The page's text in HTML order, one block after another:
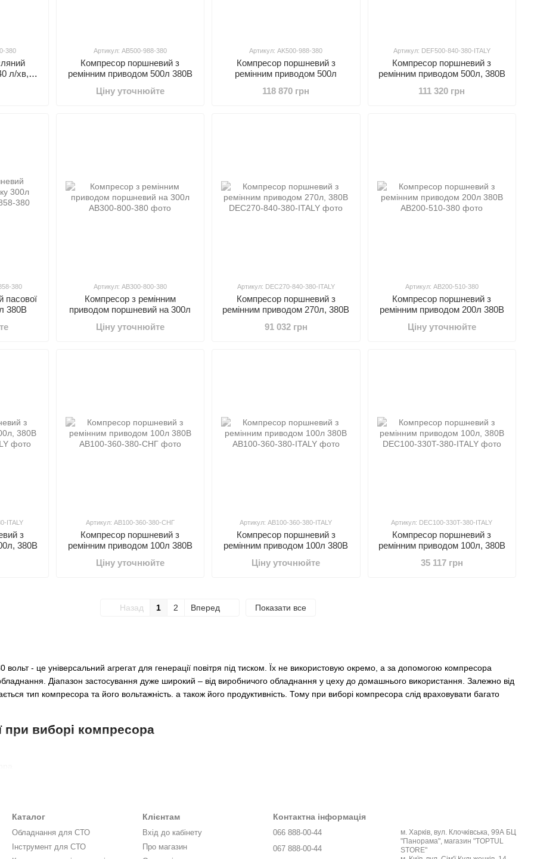
вольт - це універсальний агрегат для генерації повітря під тиском. Їх не використовую окремо, а за допомогою компресора
Діапазон застосування дуже широкий – від виробничого обладнання у цеху до домашнього використання. Залежно від
тип компресора та його вольтажність. а також його продуктивність. Тому при виборі компресора слід враховувати багато
при виборі компресора
та виході
потрібно підрахувати споживачів повітря і розібратися у видах компресорів. Кожен споживач має певний обсяг споживаного
величину в літрах можна визначити, який обсяг генерованого компресором повітря необхідний.
380
л/хв,
Артикул: AB500-988-380
Компресор поршневий з
ремінним приводом 500л 380В
Ціну уточнюйте
Артикул: AK500-988-380
Компресор поршневий з
ремінним приводом 500л
118 870 грн
Артикул: DEF500-840-380-ITALY
Компресор поршневий з
ремінним приводом 500л, 380В
111 320 грн
380
пасової
380В
Артикул: AB300-800-380
Компресор з ремінним
приводом поршневий на 300л
Ціну уточнюйте
Артикул: DEC270-840-380-ITALY
Компресор поршневий з
ремінним приводом 270л, 380В
91 032 грн
Артикул: AB200-510-380
Компресор поршневий з
ремінним приводом 200л 380В
Ціну уточнюйте
ITALY
з
380В
Артикул: AB100-360-380-СНГ
Компресор поршневий з
ремінним приводом 100л 380В
Ціну уточнюйте
Артикул: AB100-360-380-ITALY
Компресор поршневий з
ремінним приводом 100л 380В
Ціну уточнюйте
Артикул: DEC100-330T-380-ITALY
Компресор поршневий з
ремінним приводом 100л, 380В
35 117 грн
Назад 1 2 Вперед Показати все
Каталог
Обладнання для СТО
Інструмент для СТО
Клієнтам
Вхід до кабінету
Про магазин
Контактна інформація
066 888-00-44
067 888-00-44
м. Харків, вул. Клочківська, 99А БЦ
"Панорама", магазин "TOPTUL
STORE"